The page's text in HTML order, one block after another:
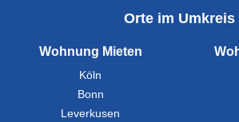
Orte im Umkreis
Wohnung Mieten
Köln
Bonn
Leverkusen